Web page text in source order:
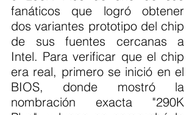
fanáticos que logró obtener
dos variantes prototipo del chip
de sus fuentes cercanas a
Intel. Para verificar que el chip
era real, primero se inició en el
BIOS, donde mostró la
nombración exacta "290K